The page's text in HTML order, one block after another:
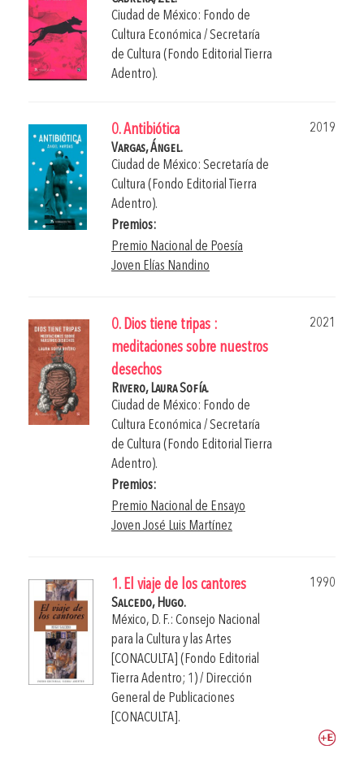
Ciudad de México: Fondo de
Cultura Económica / Secretaría
de Cultura (Fondo Editorial Tierra
Adentro).
0. Antibiótica
2019
Vargas, Ángel.
Ciudad de México: Secretaría de
Cultura (Fondo Editorial Tierra
Adentro).
Premios:
Premio Nacional de Poesía
Joven Elías Nandino
0. Dios tiene tripas :
meditaciones sobre nuestros
desechos
2021
Rivero, Laura Sofía.
Ciudad de México: Fondo de
Cultura Económica / Secretaría
de Cultura (Fondo Editorial Tierra
Adentro).
Premios:
Premio Nacional de Ensayo
Joven José Luis Martínez
1. El viaje de los cantores
1990
Salcedo, Hugo.
México, D. F.: Consejo Nacional
para la Cultura y las Artes
[CONACULTA] (Fondo Editorial
Tierra Adentro; 1) / Dirección
General de Publicaciones
[CONACULTA].